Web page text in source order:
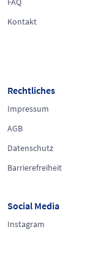
Kontakt
Rechtliches
Impressum
AGB
Datenschutz
Barrierefreiheit
Social Media
Instagram